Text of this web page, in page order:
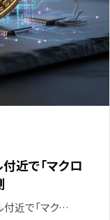
近で「マクロ
付近で「マク…